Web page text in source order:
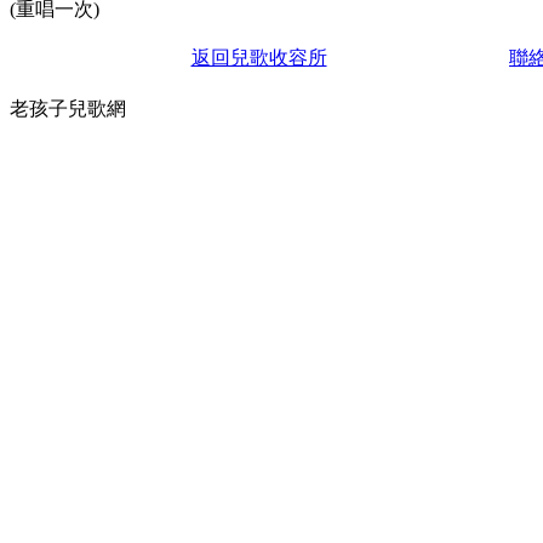
(重唱一次)
返回兒歌收容所 聯
老孩子兒歌網